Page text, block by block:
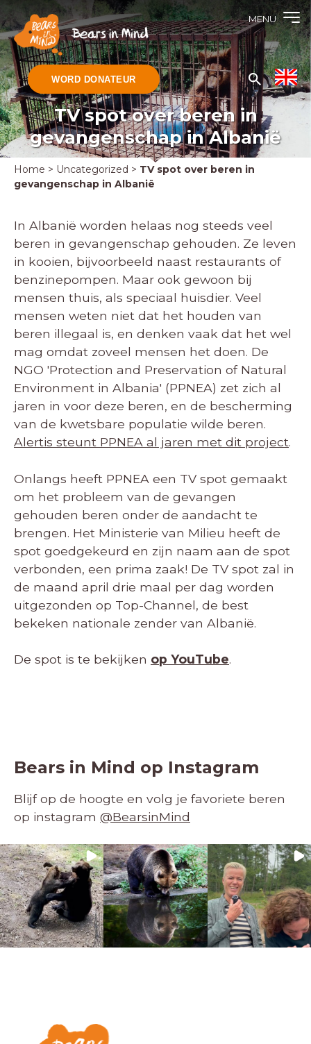
MENU
WORD DONATEUR
TV spot over beren in
gevangenschap in Albanië
Home > Uncategorized > TV spot over beren in
gevangenschap in Albanië
In Albanië worden helaas nog steeds veel
beren in gevangenschap gehouden. Ze leven
in kooien, bijvoorbeeld naast restaurants of
benzinepompen. Maar ook gewoon bij
mensen thuis, als speciaal huisdier. Veel
mensen weten niet dat het houden van
beren illegaal is, en denken vaak dat het wel
mag omdat zoveel mensen het doen. De
NGO 'Protection and Preservation of Natural
Environment in Albania' (PPNEA) zet zich al
jaren in voor deze beren, en de bescherming
van de kwetsbare populatie wilde beren.
Alertis steunt PPNEA al jaren met dit project.
Onlangs heeft PPNEA een TV spot gemaakt
om het probleem van de gevangen
gehouden beren onder de aandacht te
brengen. Het Ministerie van Milieu heeft de
spot goedgekeurd en zijn naam aan de spot
verbonden, een prima zaak! De TV spot zal in
de maand april drie maal per dag worden
uitgezonden op Top-Channel, de best
bekeken nationale zender van Albanië.
De spot is te bekijken op YouTube.
Bears in Mind op Instagram
Blijf op de hoogte en volg je favoriete beren
op instagram @BearsinMind